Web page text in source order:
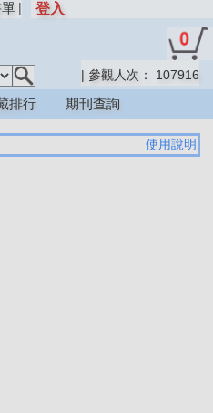
登入
|
| 參觀人次： 107916
排行 期刊查詢
使用說明